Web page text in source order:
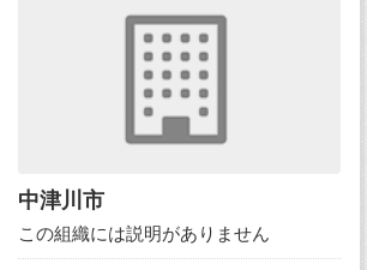
中津川市
この組織には説明がありません